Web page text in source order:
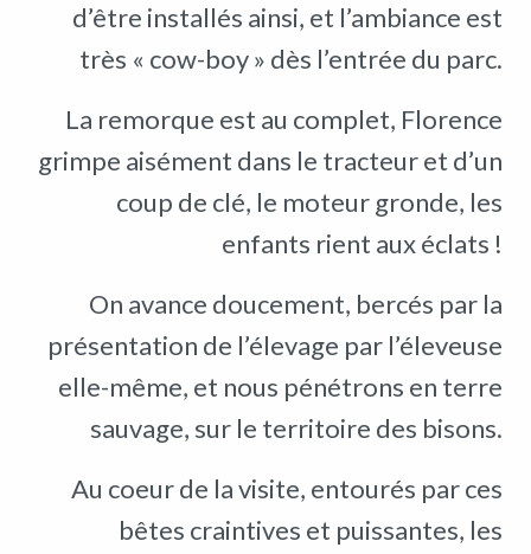
d’être installés ainsi, et l’ambiance est
très « cow-boy » dès l’entrée du parc.
La remorque est au complet, Florence
grimpe aisément dans le tracteur et d’un
coup de clé, le moteur gronde, les
enfants rient aux éclats !
On avance doucement, bercés par la
présentation de l’élevage par l’éleveuse
elle-même, et nous pénétrons en terre
sauvage, sur le territoire des bisons.
Au coeur de la visite, entourés par ces
bêtes craintives et puissantes, les